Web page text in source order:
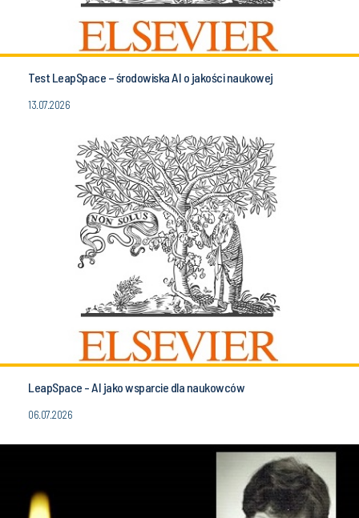
Test LeapSpace – środowiska AI o jakości naukowej
13.07.2026
LeapSpace - AI jako wsparcie dla naukowców
06.07.2026